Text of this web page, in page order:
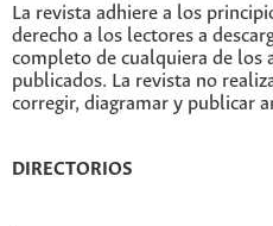
La revista adhiere a los
derecho a los lectores a
completo de cualquiera de los
publicados. La revista no
corregir, diagramar y publicar
DIRECTORIOS